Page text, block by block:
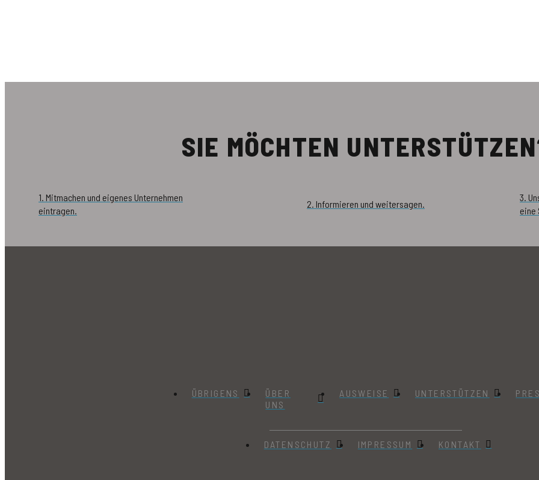
SIE MÖCHTEN
1. Mitmachen und eigenes Unternehmen
eintragen.
2. Informieren und weitersagen.
3.
eine
ÜBRIGENS
ÜBER
UNS
AUSWEISE UNTERSTÜTZEN
DATENSCHUTZ IMPRESSUM KONTAKT